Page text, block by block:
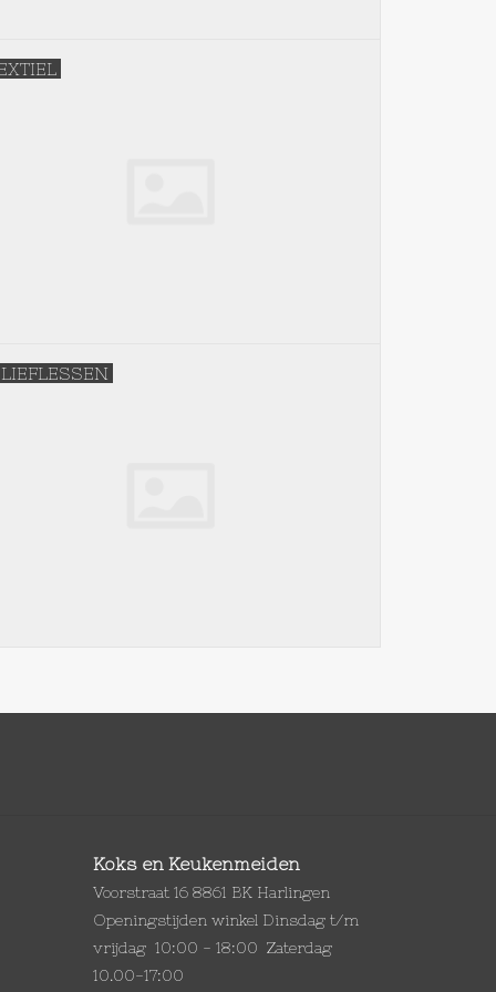
Koks en Keukenmeiden
Voorstraat 16 8861 BK Harlingen
Openingstijden winkel Dinsdag t/m
vrijdag 10:00 - 18:00 Zaterdag
10.00-17:00